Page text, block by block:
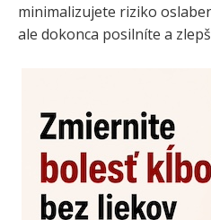
minimalizujete riziko
ale dokonca posilníte a